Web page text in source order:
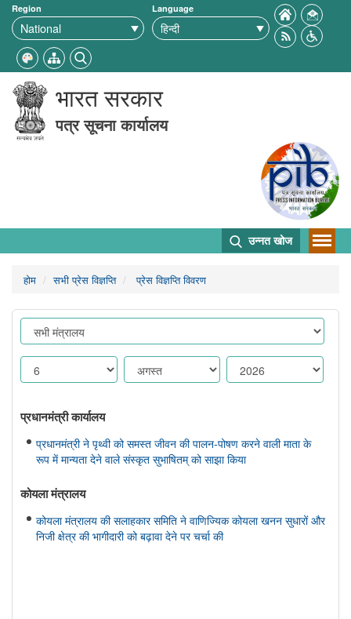
Region Language
भारत सरकार
पत्र सूचना कार्यालय
उन्नत खोज
होम सभी प्रेस विज्ञप्ति प्रेस विज्ञप्ति विवरण
प्रधानमंत्री कार्यालय
प्रधानमंत्री ने पृथ्वी को समस्त जीवन की पालन-पोषण करने वाली माता के
रूप में मान्यता देने वाले संस्कृत सुभाषितम् को साझा किया
कोयला मंत्रालय
कोयला मंत्रालय की सलाहकार समिति ने वाणिज्यिक कोयला खनन सुधारों और
निजी क्षेत्र की भागीदारी को बढ़ावा देने पर चर्चा की